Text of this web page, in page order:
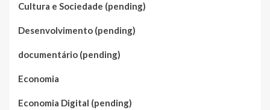
Cultura e Sociedade (pending)
Desenvolvimento (pending)
documentário (pending)
Economia
Economia Digital (pending)